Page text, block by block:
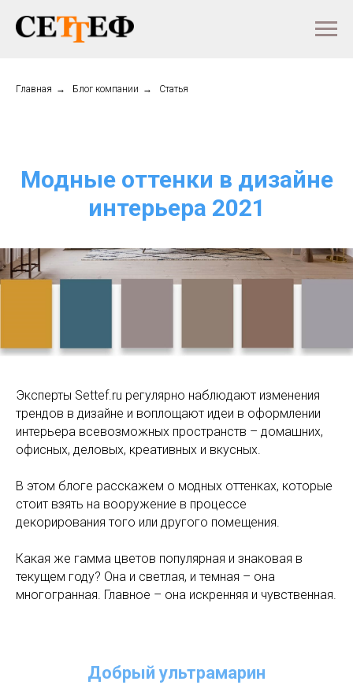
Главная → Блог компании → Статья
Модные оттенки в дизайне
интерьера 2021
Эксперты Settef.ru регулярно наблюдают изменения
трендов в дизайне и воплощают идеи в оформлении
интерьера всевозможных пространств – домашних,
офисных, деловых, креативных и вкусных.
В этом блоге расскажем о модных оттенках, которые
стоит взять на вооружение в процессе
декорирования того или другого помещения.
Какая же гамма цветов популярная и знаковая в
текущем году? Она и светлая, и темная – она
многогранная. Главное – она искренняя и чувственная.
Добрый ультрамарин